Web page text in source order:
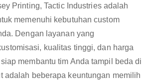
Printing, Tactic Industries adalah
memenuhi kebutuhan custom
Dengan layanan yang
kualitas tinggi, dan harga
membantu tim Anda tampil beda di
adalah beberapa keuntungan memilih